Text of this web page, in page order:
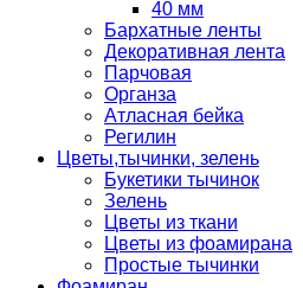
40 мм
Бархатные ленты
Декоративная лента
Парчовая
Органза
Атласная бейка
Регилин
Цветы,тычинки, зелень
Букетики тычинок
Зелень
Цветы из ткани
Цветы из фоамирана
Простые тычинки